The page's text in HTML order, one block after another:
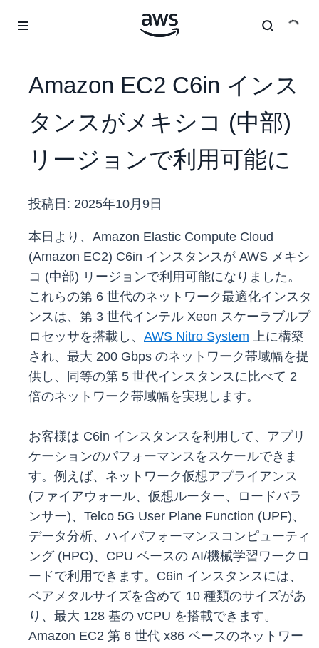
Amazon EC2 C6in インス
タンスがメキシコ (中部)
リージョンで利用可能に
投稿日: 2025年10月9日
本日より、Amazon Elastic Compute Cloud
(Amazon EC2) C6in インスタンスが AWS メキシ
コ (中部) リージョンで利用可能になりました。
これらの第 6 世代のネットワーク最適化インスタ
ンスは、第 3 世代インテル Xeon スケーラブルプ
ロセッサを搭載し、 AWS Nitro System 上に構築
され、最大 200 Gbps のネットワーク帯域幅を提
供し、同等の第 5 世代インスタンスに比べて 2
倍のネットワーク帯域幅を実現します。
お客様は C6in インスタンスを利用して、アプリ
ケーションのパフォーマンスをスケールできま
す。例えば、ネットワーク仮想アプライアンス
(ファイアウォール、仮想ルーター、ロードバラ
ンサー)、Telco 5G User Plane Function (UPF)、
データ分析、ハイパフォーマンスコンピューティ
ング (HPC)、CPU ベースの AI/機械学習ワークロ
ードで利用できます。C6in インスタンスには、
ベアメタルサイズを含めて 10 種類のサイズがあ
り、最大 128 基の vCPU を搭載できます。
Amazon EC2 第 6 世代 x86 ベースのネットワー